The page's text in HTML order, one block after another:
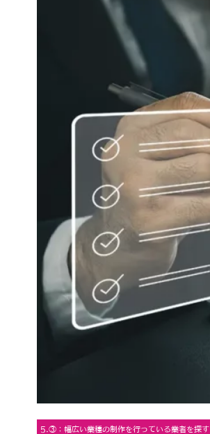
5.③：幅広い業種の制作を行っている業者を探す